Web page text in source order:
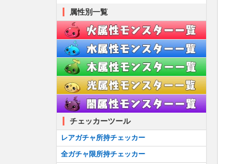
ブローチ一覧
ブレスレット一覧
ティアラ一覧
櫛一覧
懐中時計一覧
属性別一覧
チェッカーツール
レアガチャ所持チェッカー
全ガチャ限所持チェッカー